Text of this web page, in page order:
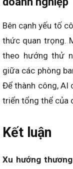
Bên cạnh yếu tố
thức quan trọng.
theo hướng thử
giữa các phòng
Để thành công, AI
triển tổng thể của
Kết luận
Xu hướng